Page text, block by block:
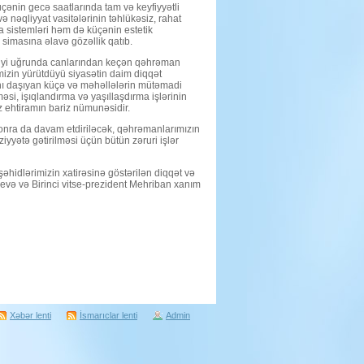
gecə saatlarında tam və keyfiyyətli
nəqliyyat vasitələrinin təhlükəsiz, rahat
sistemləri həm də küçənin estetik
əlavə gözəllik qatıb.
uğrunda canlarından keçən qəhrəman
yürütdüyü siyasətin daim diqqət
daşıyan küçə və məhəllələrin mütəmadi
işıqlandırma və yaşıllaşdırma işlərinin
ehtiramın bariz nümunəsidir.
da davam etdiriləcək, qəhrəmanlarımızın
gətirilməsi üçün bütün zəruri işlər
xatirəsinə göstərilən diqqət və
və Birinci vitse-prezident Mehriban xanım
Xəbər lenti İsmarıclar lenti Admin